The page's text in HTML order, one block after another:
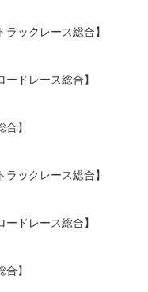
ラックレース総合】
ードレース総合】
】
ラックレース総合】
ードレース総合】
】